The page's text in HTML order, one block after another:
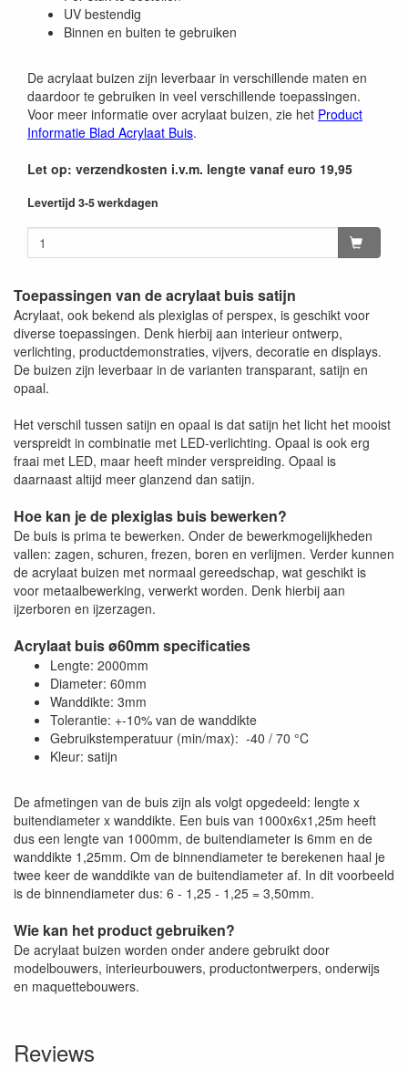
UV bestendig
Binnen en buiten te gebruiken
De acrylaat buizen zijn leverbaar in verschillende maten en
daardoor te gebruiken in veel verschillende toepassingen.
Voor meer informatie over acrylaat buizen, zie het Product
Informatie Blad Acrylaat Buis.
Let op: verzendkosten i.v.m. lengte vanaf euro 19,95
Levertijd 3-5 werkdagen
Toepassingen van de acrylaat buis satijn
Acrylaat, ook bekend als plexiglas of perspex, is geschikt voor
diverse toepassingen. Denk hierbij aan interieur ontwerp,
verlichting, productdemonstraties, vijvers, decoratie en displays.
De buizen zijn leverbaar in de varianten transparant, satijn en
opaal.
Het verschil tussen satijn en opaal is dat satijn het licht het mooist
verspreidt in combinatie met LED-verlichting. Opaal is ook erg
fraai met LED, maar heeft minder verspreiding. Opaal is
daarnaast altijd meer glanzend dan satijn.
Hoe kan je de plexiglas buis bewerken?
De buis is prima te bewerken. Onder de bewerkmogelijkheden
vallen: zagen, schuren, frezen, boren en verlijmen. Verder kunnen
de acrylaat buizen met normaal gereedschap, wat geschikt is
voor metaalbewerking, verwerkt worden. Denk hierbij aan
ijzerboren en ijzerzagen.
Acrylaat buis ø60mm specificaties
Lengte: 2000mm
Diameter: 60mm
Wanddikte: 3mm
Tolerantie: +-10% van de wanddikte
Gebruikstemperatuur (min/max): -40 / 70 °C
Kleur: satijn
De afmetingen van de buis zijn als volgt opgedeeld: lengte x
buitendiameter x wanddikte. Een buis van 1000x6x1,25m heeft
dus een lengte van 1000mm, de buitendiameter is 6mm en de
wanddikte 1,25mm. Om de binnendiameter te berekenen haal je
twee keer de wanddikte van de buitendiameter af. In dit voorbeeld
is de binnendiameter dus: 6 - 1,25 - 1,25 = 3,50mm.
Wie kan het product gebruiken?
De acrylaat buizen worden onder andere gebruikt door
modelbouwers, interieurbouwers, productontwerpers, onderwijs
en maquettebouwers.
Reviews